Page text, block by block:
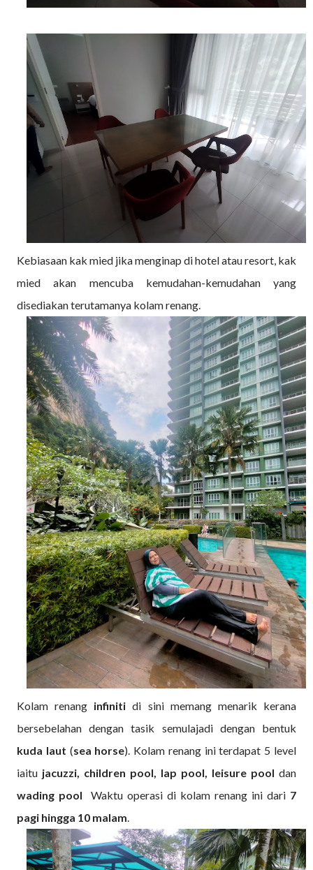
Kebiasaan kak mied jika menginap di hotel atau resort, kak
mied akan mencuba kemudahan-kemudahan yang
disediakan terutamanya kolam renang.
Kolam renang infiniti di sini memang menarik kerana
bersebelahan dengan tasik semulajadi dengan bentuk
kuda laut (sea horse). Kolam renang ini terdapat 5 level
iaitu jacuzzi, children pool, lap pool, leisure pool dan
wading pool Waktu operasi di kolam renang ini dari 7
pagi hingga 10 malam.